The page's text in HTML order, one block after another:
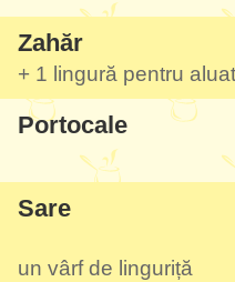
prea dulce, eu
unii musafiri mi-au
deci cum vă
paharde zahăr la 2
Zahăr
+ 1 lingură pentru aluat
Portocale
Sare
un vârf de linguriță